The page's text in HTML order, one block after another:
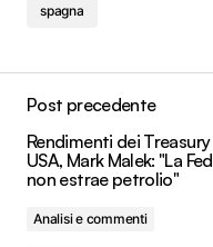
spagna
Post precedente
Rendimenti dei Treasury
USA, Mark Malek: "La Fed
non estrae petrolio"
Analisi e commenti